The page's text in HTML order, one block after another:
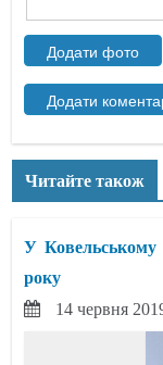
Читайте також
У
року
14 червня